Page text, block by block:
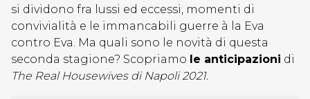
si dividono fra lussi ed eccessi, momenti di
convivialità e le immancabili guerre à la Eva
contro Eva. Ma quali sono le novità di questa
seconda stagione? Scopriamo le anticipazioni di
The Real Housewives di Napoli 2021.